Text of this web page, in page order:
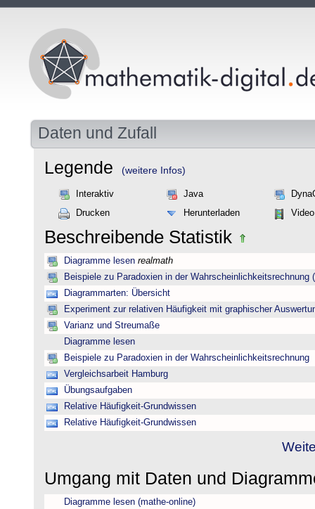
Daten und Zufall
Legende (weitere Infos)
Interaktiv Java
Drucken
Herunterladen Video
Beschreibende Statistik
Diagramme lesen realmath
Beispiele zu Paradoxien in der Wahrscheinlichkeitsrechnung
Diagrammarten: Übersicht
Experiment zur relativen Häufigkeit mit graphischer
Varianz und Streumaße
Diagramme lesen
Beispiele zu Paradoxien in der Wahrscheinlichkeitsrechnung
Vergleichsarbeit Hamburg
Übungsaufgaben
Relative Häufigkeit-Grundwissen
Relative Häufigkeit-Grundwissen
Umgang mit Daten und
Diagramme lesen (mathe-online)